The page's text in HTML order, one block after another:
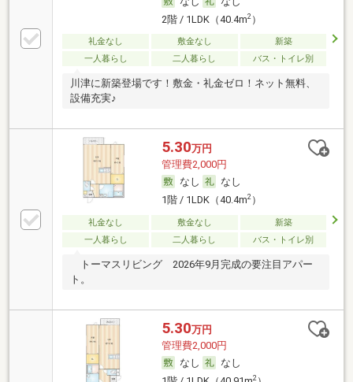
2階 / 1LDK（40.4m2）
礼金なし 敷金なし
新築
一人暮らし
二人暮らし バス・トイレ別
川津に新築登場です！敷金・礼金ゼロ！ネット無料、
設備充実♪
5.30万円
管理費2,000円
なし
なし
1階 / 1LDK（40.4m2）
礼金なし 敷金なし
新築
一人暮らし
二人暮らし バス・トイレ別
トーマスリビング 2026年9月完成の要注目アパー
ト。
5.30万円
管理費2,000円
なし
なし
2